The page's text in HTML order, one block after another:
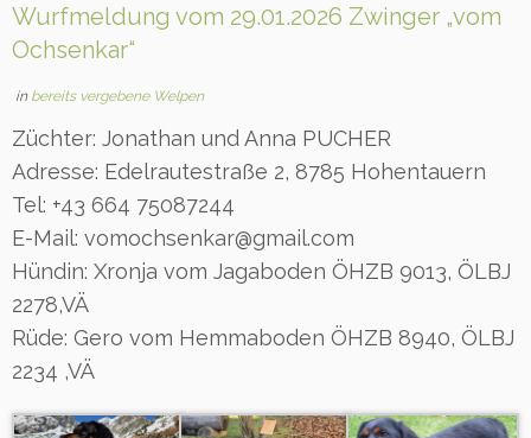
Wurfmeldung vom 29.01.2026 Zwinger „vom
Ochsenkar“
in bereits vergebene Welpen
Züchter: Jonathan und Anna PUCHER
Adresse: Edelrautestraße 2, 8785 Hohentauern
Tel: +43 664 75087244
E-Mail: vomochsenkar@gmail.com
Hündin: Xronja vom Jagaboden ÖHZB 9013, ÖLBJ
2278,VÄ
Rüde: Gero vom Hemmaboden ÖHZB 8940, ÖLBJ
2234 ,VÄ